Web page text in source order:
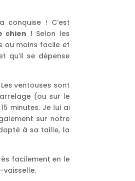
conquise ! C’est
chien ! Selon les
ou moins facile et
qu’il se dépense
ventouses sont
(ou sur le
minutes. Je lui ai
sur notre
à sa taille, la
facilement en le
vaisselle.